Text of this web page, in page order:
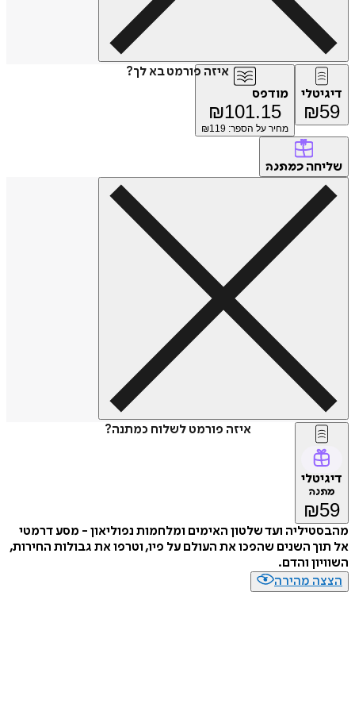
איזה פורמט בא לך?
₪
מודפס
₪101.15
מחיר על הספר: ₪119
כמתנה
איזה פורמט לשלוח כמתנה?
₪
ועד שלטון האימים ומלחמות נפוליאון - מסע דרמטי
השנים שהפכו את העולם על פיו, וטרפו את גבולות החירות,
והדם.
מהירה